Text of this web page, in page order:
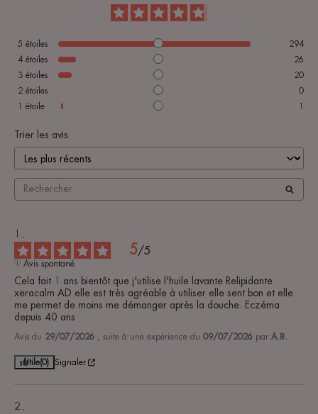
5 étoiles
294
4 étoiles
26
3 étoiles
20
2 étoiles
0
1 étoile 1
Trier les avis
5/5
Avis spontané
Cela fait 1 ans bientôt que j'utilise l'huile lavante Relipidante
xeracalm AD elle est très agréable à utiliser elle sent bon et elle
me permet de moins me démanger après la douche. Eczéma
depuis 40 ans
Avis du 29/07/2026 , suite à une expérience du 09/07/2026 par A.B.
Utile(0) Signaler